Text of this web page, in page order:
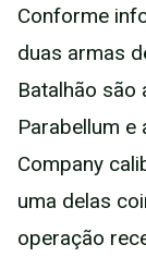
Conforme
duas armas
Batalhão são
Parabellum
Company
uma delas
operação